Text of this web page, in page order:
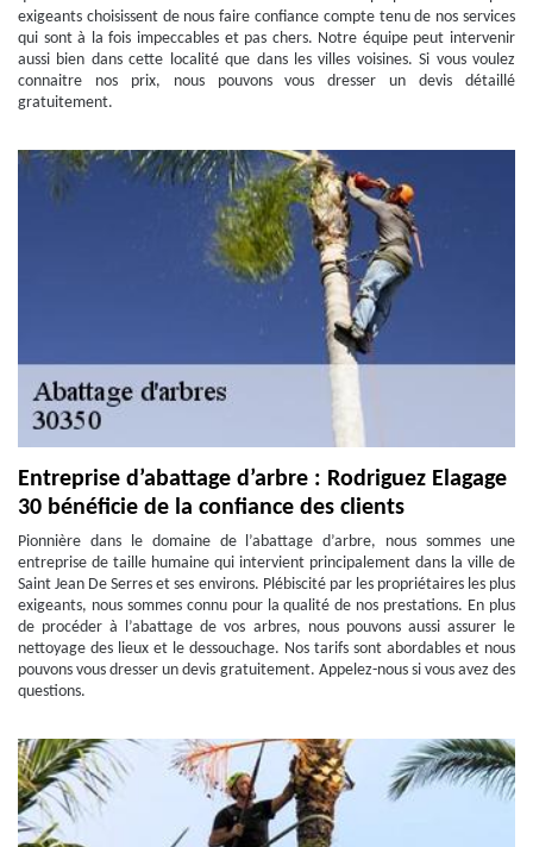
exigeants choisissent de nous faire confiance compte tenu de nos services
qui sont à la fois impeccables et pas chers. Notre équipe peut intervenir
aussi bien dans cette localité que dans les villes voisines. Si vous voulez
connaitre nos prix, nous pouvons vous dresser un devis détaillé
gratuitement.
Entreprise d’abattage d’arbre : Rodriguez Elagage
30 bénéficie de la confiance des clients
Pionnière dans le domaine de l’abattage d’arbre, nous sommes une
entreprise de taille humaine qui intervient principalement dans la ville de
Saint Jean De Serres et ses environs. Plébiscité par les propriétaires les plus
exigeants, nous sommes connu pour la qualité de nos prestations. En plus
de procéder à l’abattage de vos arbres, nous pouvons aussi assurer le
nettoyage des lieux et le dessouchage. Nos tarifs sont abordables et nous
pouvons vous dresser un devis gratuitement. Appelez-nous si vous avez des
questions.